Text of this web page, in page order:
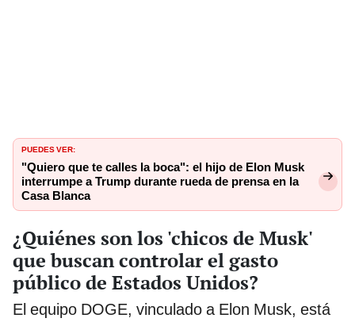
PUEDES VER:
"Quiero que te calles la boca": el hijo de Elon Musk
interrumpe a Trump durante rueda de prensa en la
Casa Blanca
¿Quiénes son los 'chicos de Musk'
que buscan controlar el gasto
público de Estados Unidos?
El equipo DOGE, vinculado a Elon Musk, está